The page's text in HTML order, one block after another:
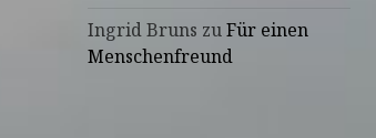
Ingrid Bruns zuFür einen
Menschenfreund